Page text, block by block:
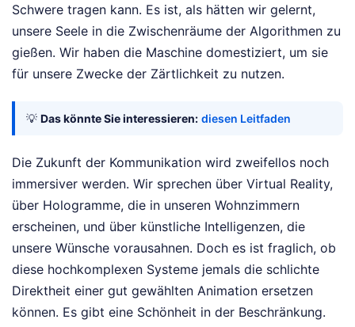
Schwere tragen kann. Es ist, als hätten wir gelernt,
unsere Seele in die Zwischenräume der Algorithmen zu
gießen. Wir haben die Maschine domestiziert, um sie
für unsere Zwecke der Zärtlichkeit zu nutzen.
💡 Das könnte Sie interessieren: diesen Leitfaden
Die Zukunft der Kommunikation wird zweifellos noch
immersiver werden. Wir sprechen über Virtual Reality,
über Hologramme, die in unseren Wohnzimmern
erscheinen, und über künstliche Intelligenzen, die
unsere Wünsche vorausahnen. Doch es ist fraglich, ob
diese hochkomplexen Systeme jemals die schlichte
Direktheit einer gut gewählten Animation ersetzen
können. Es gibt eine Schönheit in der Beschränkung.